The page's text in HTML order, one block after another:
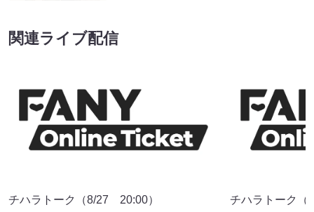
関連ライブ配信
チハラトーク（8/27 20:00）
チハラトーク